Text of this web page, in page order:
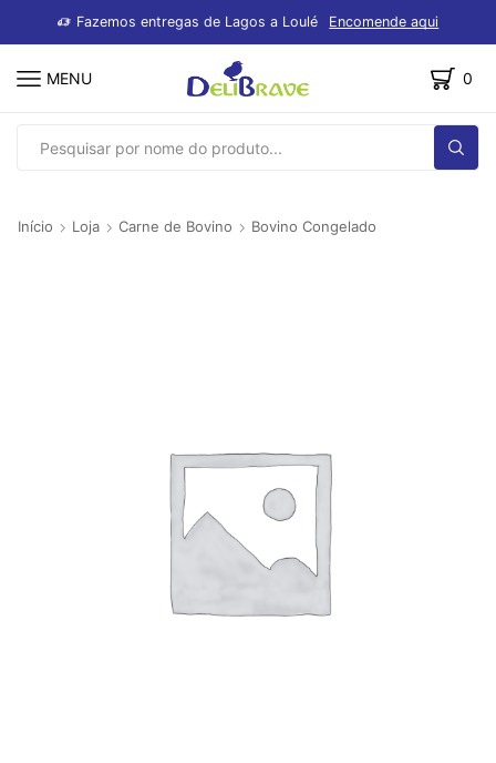
Fazemos entregas de Lagos a Loulé Encomende aqui
MENU 0
SEARCH
Início Loja Carne de Bovino Bovino Congelado